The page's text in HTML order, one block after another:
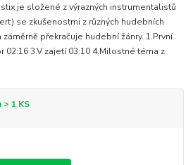
je složené z výrazných instrumentalistů
se zkušenostmi z různých hudebních
překračuje hudební žánry. 1.První
02:16 3.V zajetí 03:10 4.Milostné téma z
> 1 KS